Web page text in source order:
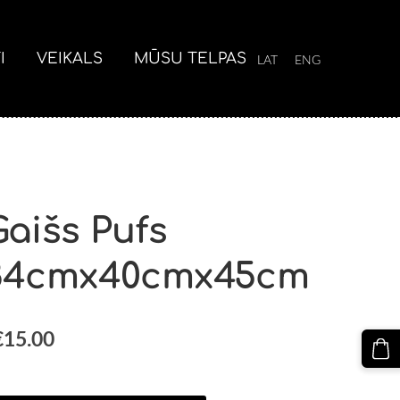
VEIKALS MŪSU TELPAS LAT ENG
Pufs